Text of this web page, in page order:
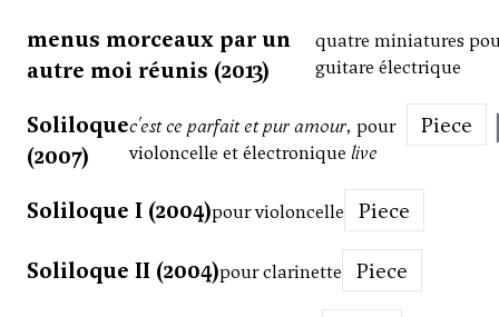
menus morceaux par un
autre moi réunis (2013)
quatre miniatures
guitare électrique
Soliloque
(2007)
c'est ce parfait et pur amour, pour
violoncelle et électronique live
Piece
Soliloque I (2004)pour violoncelle Piece
Soliloque II (2004)pour clarinette Piece